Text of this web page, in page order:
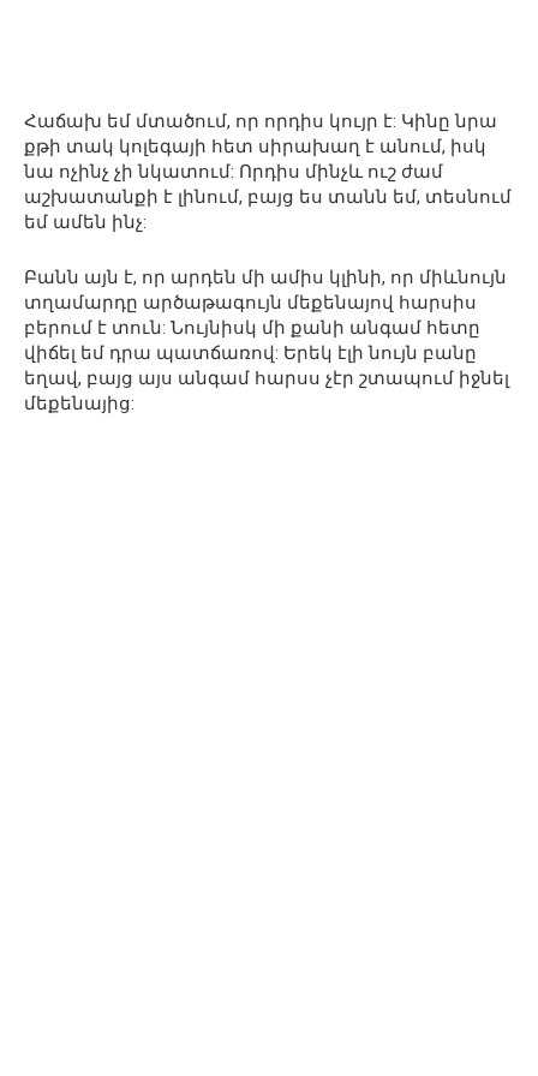
Հաճախ եմ մտածում, որ որդիս կույր է: Կինը նրա
քթի տակ կոլեգայի հետ սիրախաղ է անում, իսկ
նա ոչինչ չի նկատում: Որդիս մինչև ուշ ժամ
աշխատանքի է լինում, բայց ես տանն եմ, տեսնում
եմ ամեն ինչ:
Բանն այն է, որ արդեն մի ամիս կլինի, որ միևնույն
տղամարդը արծաթագույն մեքենայով հարսիս
բերում է տուն: Նույնիսկ մի քանի անգամ հետը
վիճել եմ դրա պատճառով: Երեկ էլի նույն բանը
եղավ, բայց այս անգամ հարսս չէր շտապում իջնել
մեքենայից: